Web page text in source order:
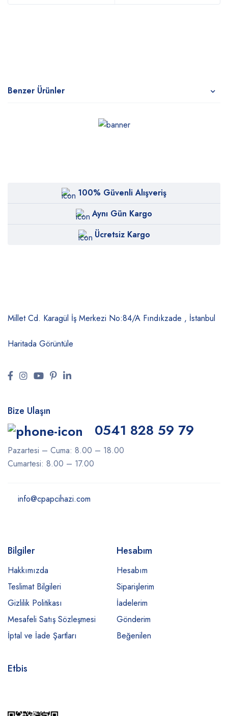
Benzer Ürünler
100% Güvenli Alışveriş
Aynı Gün Kargo
Ücretsiz Kargo
Millet Cd. Karagül İş Merkezi No:84/A Fındıkzade , İstanbul
Haritada Görüntüle
Bize Ulaşın
0541 828 59 79
Pazartesi – Cuma: 8.00 – 18.00
Cumartesi: 8.00 – 17.00
info@cpapcihazi.com
Bilgiler
Hakkımızda
Teslimat Bilgileri
Gizlilik Politikası
Mesafeli Satış Sözleşmesi
İptal ve İade Şartları
Hesabım
Hesabım
Siparişlerim
İadelerim
Gönderim
Beğenilen
Etbis